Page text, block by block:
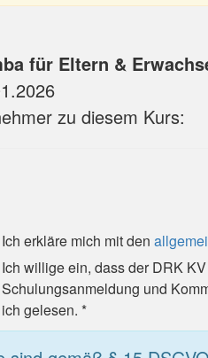
für Eltern &
zu diesem Kurs:
Ich erkläre mich mit den
Ich willige ein, dass der DRK
Schulungsanmeldung und
ich gelesen. *